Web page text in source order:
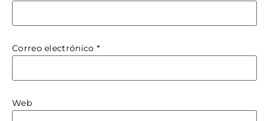
Correo electrónico *
Web